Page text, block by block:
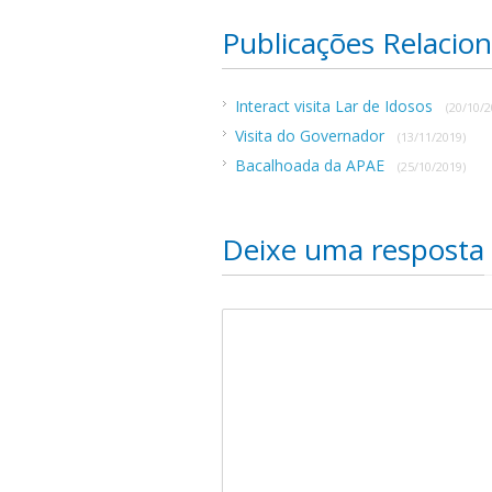
Publicações
Interact visita Lar de Idosos (20/10/
Visita do Governador (13/11/2019)
Bacalhoada da APAE (25/10/2019)
Deixe uma resposta